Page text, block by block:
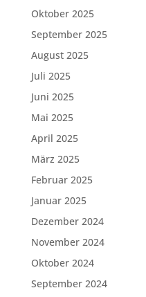
Oktober 2025
September 2025
August 2025
Juli 2025
Juni 2025
Mai 2025
April 2025
März 2025
Februar 2025
Januar 2025
Dezember 2024
November 2024
Oktober 2024
September 2024